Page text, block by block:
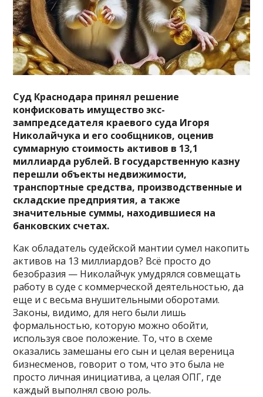
Суд Краснодара принял решение
конфисковать имущество экс-
зампредседателя краевого суда Игоря
Николайчука и его сообщников, оценив
суммарную стоимость активов в 13,1
миллиарда рублей. В государственную казну
перешли объекты недвижимости,
транспортные средства, производственные и
складские предприятия, а также
значительные суммы, находившиеся на
банковских счетах.
Как обладатель судейской мантии сумел накопить
активов на 13 миллиардов? Всё просто до
безобразия — Николайчук умудрялся совмещать
работу в суде с коммерческой деятельностью, да
еще и с весьма внушительными оборотами.
Законы, видимо, для него были лишь
формальностью, которую можно обойти,
используя свое положение. То, что в схеме
оказались замешаны его сын и целая вереница
бизнесменов, говорит о том, что это была не
просто личная инициатива, а целая ОПГ, где
каждый выполнял свою роль.